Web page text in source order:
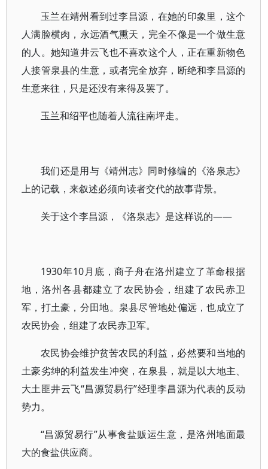
玉兰在靖州看到过李昌源，在她的印象里，这个
人满脸横肉，永远酒气熏天，完全不像是一个做生意
的人。她知道井云飞也不喜欢这个人，正在重新物色
人接管泉县的生意，或者完全放弃，断绝和李昌源的
生意来往，只是还没有来得及罢了。
玉兰和绍平也随着人流往南坪走。
我们还是用与《靖州志》同时修编的《洛泉志》
上的记载，来叙述必须向读者交代的故事背景。
关于这个李昌源，《洛泉志》是这样说的——
1930年10月底，商子舟在洛州建立了革命根据
地，洛州各县都建立了农民协会，组建了农民赤卫
军，打土豪，分田地。泉县尽管地处偏远，也成立了
农民协会，组建了农民赤卫军。
农民协会维护贫苦农民的利益，必然要和当地的
土豪劣绅的利益发生冲突，在泉县，就是以大地主、
大土匪井云飞“昌源贸易行”经理李昌源为代表的反动
势力。
“昌源贸易行”从事食盐贩运生意，是洛州地面最
大的食盐供应商。